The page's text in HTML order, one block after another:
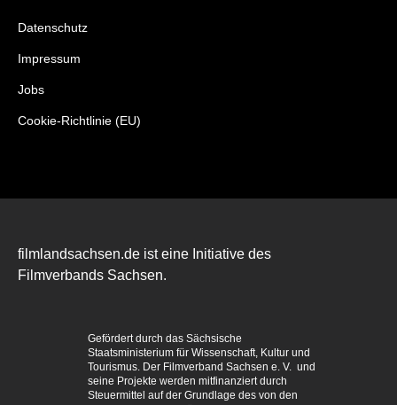
Datenschutz
Impressum
Jobs
Cookie-Richtlinie (EU)
filmlandsachsen.de ist eine Initiative des
Filmverbands Sachsen.
Gefördert durch das Sächsische
Staatsministerium für Wissenschaft, Kultur und
Tourismus. Der Filmverband Sachsen e. V. und
seine Projekte werden mitfinanziert durch
Steuermittel auf der Grundlage des von den